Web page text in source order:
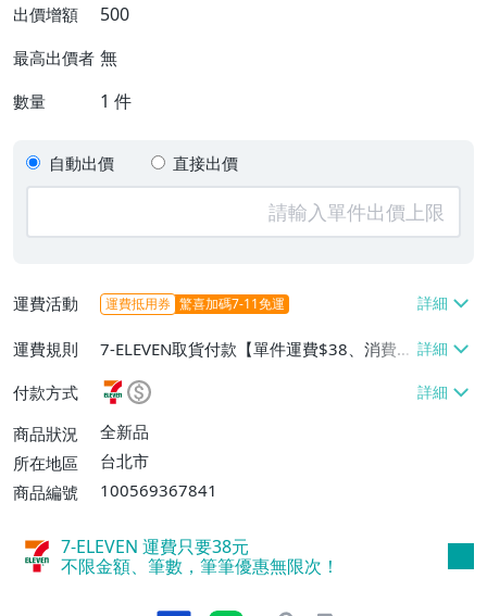
出價增額 500
最高出價者 無
數量 1 件
自動出價 直接出價
運費活動 運費抵用券 驚喜加碼7-11免運
運費規則
7-ELEVEN取貨付款【單件運費$38、消費滿
0、消費滿$2500免運費】、面交/自取/不
寄送【免運費】
付款方式
商品狀況
全新品
所在地區
台北市
商品編號
100569367841
7-ELEVEN 運費只要38元
不限金額、筆數，筆筆優惠無限次！